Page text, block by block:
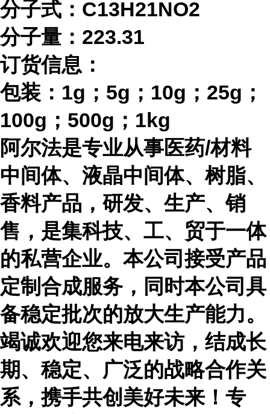
分子式： C13H21NO2
分子量： 223.31
订货信息：
包装： 1g；5g；10g；25g；
100g；500g；1kg
阿尔法是专业从事医药/材料
中间体、液晶中间体、树脂、
香料产品，研发、生产、销
售，是集科技、工、贸于一体
的私营企业。本公司接受产品
定制合成服务，同时本公司具
备稳定批次的放大生产能力。
竭诚欢迎您来电来访，结成长
期、稳定、广泛的战略合作关
系，携手共创美好未来！专